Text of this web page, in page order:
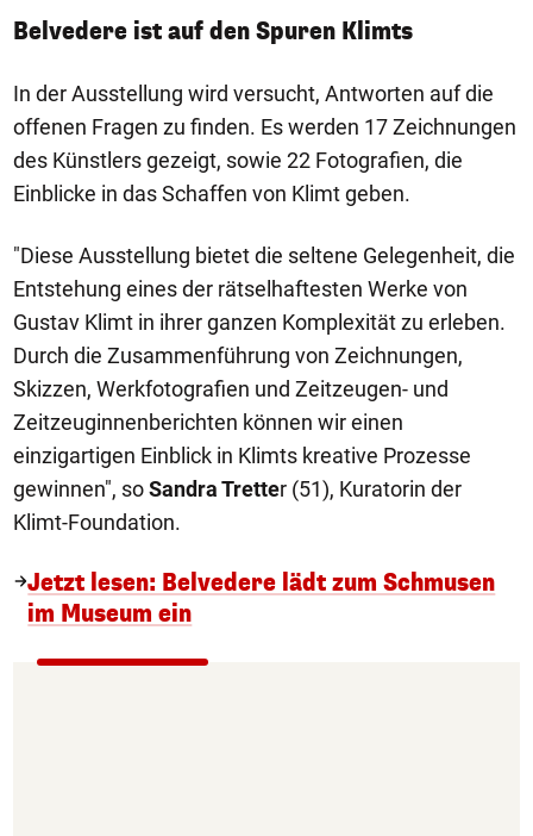
Belvedere ist auf den Spuren Klimts
In der Ausstellung wird versucht, Antworten auf die
offenen Fragen zu finden. Es werden 17 Zeichnungen
des Künstlers gezeigt, sowie 22 Fotografien, die
Einblicke in das Schaffen von Klimt geben.
"Diese Ausstellung bietet die seltene Gelegenheit, die
Entstehung eines der rätselhaftesten Werke von
Gustav Klimt in ihrer ganzen Komplexität zu erleben.
Durch die Zusammenführung von Zeichnungen,
Skizzen, Werkfotografien und Zeitzeugen- und
Zeitzeuginnenberichten können wir einen
einzigartigen Einblick in Klimts kreative Prozesse
gewinnen", soSandra Tretter (51), Kuratorin der
Klimt-Foundation.
Jetzt lesen: Belvedere lädt zum Schmusen
im Museum ein